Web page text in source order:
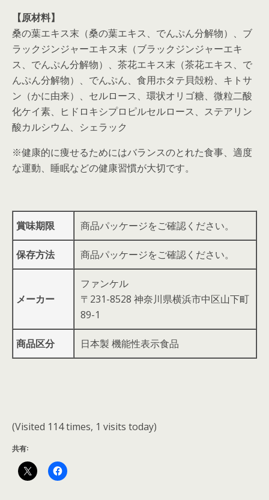
【原材料】
桑の葉エキス末（桑の葉エキス、でんぷん分解物）、ブ
ラックジンジャーエキス末（ブラックジンジャーエキ
ス、でんぷん分解物）、茶花エキス末（茶花エキス、で
んぷん分解物）、でんぷん、食用ホタテ貝殻粉、キトサ
ン（かに由来）、セルロース、環状オリゴ糖、微粒二酸
化ケイ素、ヒドロキシプロピルセルロース、ステアリン
酸カルシウム、シェラック
※健康的に痩せるためにはバランスのとれた食事、適度
な運動、睡眠などの健康習慣が大切です。
賞味期限 商品パッケージをご確認ください。
保存方法 商品パッケージをご確認ください。
メーカー
ファンケル
〒231-8528 神奈川県横浜市中区山下町
89-1
商品区分 日本製 機能性表示食品
(Visited 114 times, 1 visits today)
共有: